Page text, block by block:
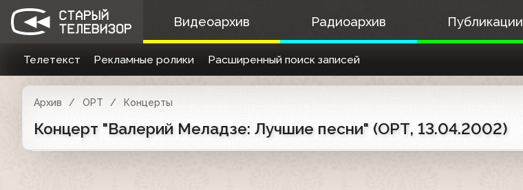
Видеоархив Радиоархив Публикации
Телетекст Рекламные ролики Расширенный поиск записей
Архив ОРТ Концерты
Концерт "Валерий Меладзе: Лучшие песни" (ОРТ, 13.04.2002)